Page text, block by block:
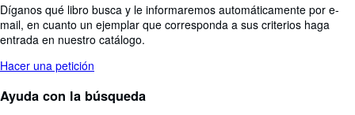
Díganos qué libro busca y le informaremos automáticamente por e-
mail, en cuanto un ejemplar que corresponda a sus criterios haga
entrada en nuestro catálogo.
Hacer una petición
Ayuda con la búsqueda